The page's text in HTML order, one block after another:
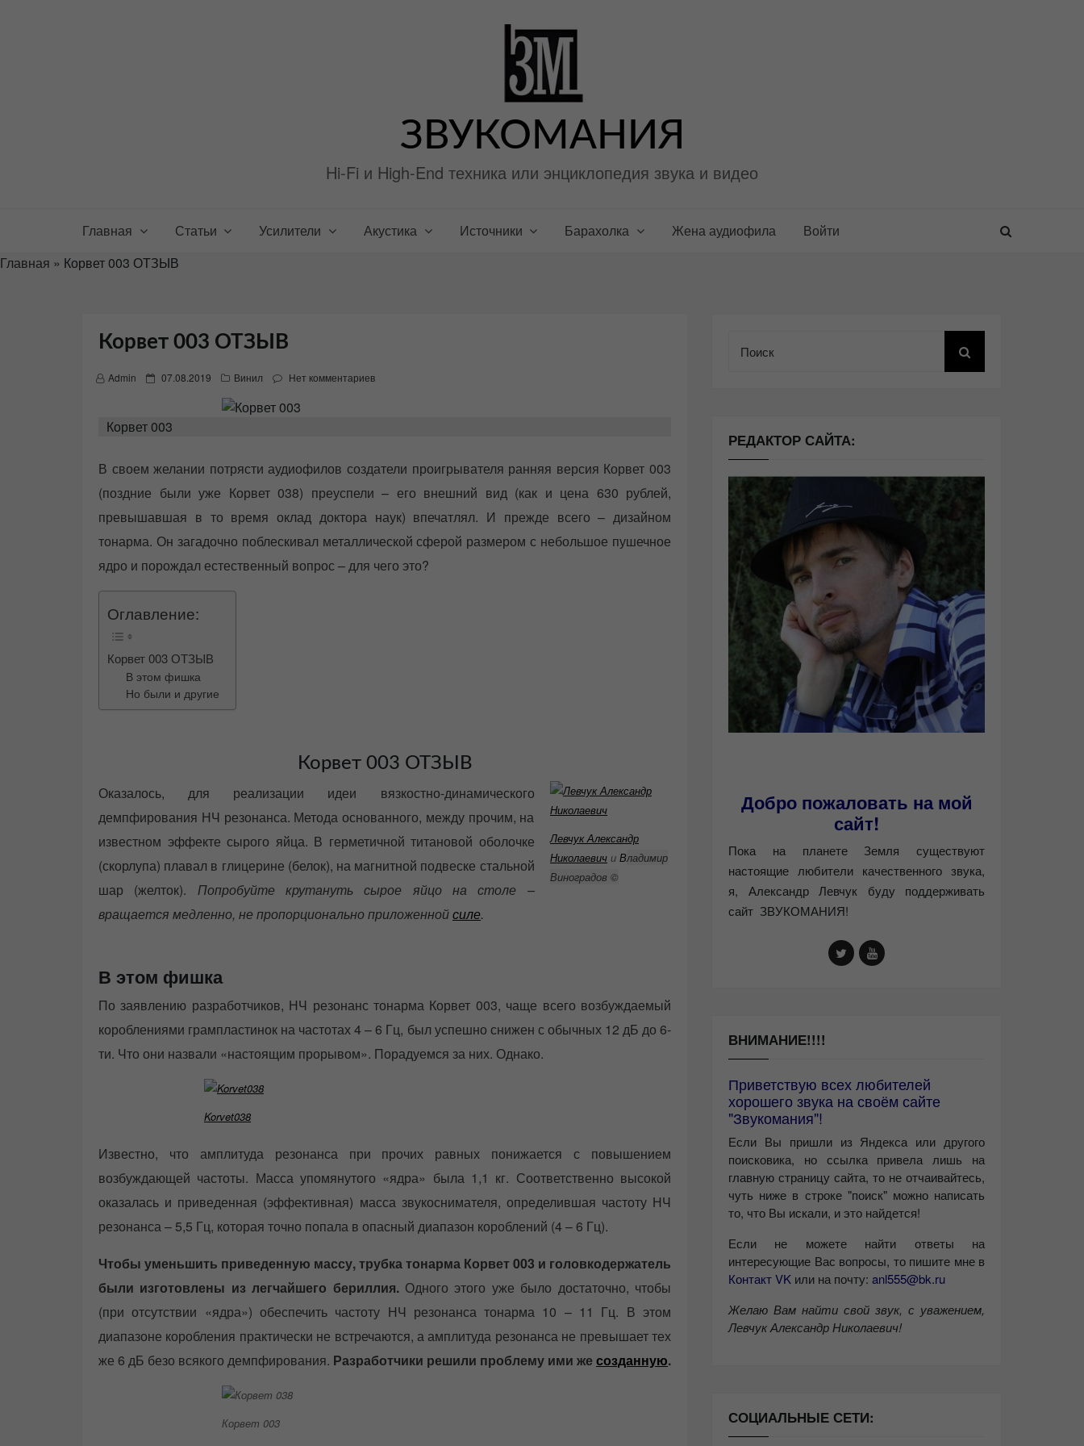
ЗВУКОМАНИЯ
Hi-Fi и High-End техника или энциклопедия звука и видео
Главная Статьи Усилители Акустика Источники Барахолка Жена аудиофила
Войти
Главная » Корвет 003 ОТЗЫВ
Корвет 003 ОТЗЫВ
Admin
P
t
e
o
n
07.08.2019 Винил Нет комментариев
Корвет 003
В своем желании потрясти аудиофилов создатели проигрывателя ранняя версия Корвет 003
(поздние были уже Корвет 038) преуспели – его внешний вид (как и цена 630 рублей,
превышавшая в то время оклад доктора наук) впечатлял. И прежде всего – дизайном
тонарма. Он загадочно поблескивал металлической сферой размером с небольшое пушечное
ядро и порождал естественный вопрос – для чего это?
Оглавление:
Корвет 003 ОТЗЫВ
В этом фишка
Но были и другие
Корвет 003 ОТЗЫВ
Левчук Александр
Николаевич и Владимир
Виноградов ©
Оказалось, для реализации идеи вязкостно-динамического
демпфирования НЧ резонанса. Метода основанного, между прочим, на
известном эффекте сырого яйца. В герметичной титановой оболочке
(скорлупа) плавал в глицерине (белок), на магнитной подвеске стальной
шар (желток). Попробуйте крутануть сырое яйцо на столе –
вращается медленно, не пропорционально приложеннойсиле.
В этом фишка
По заявлению разработчиков, НЧ резонанс тонарма Корвет 003, чаще всего возбуждаемый
короблениями грампластинок на частотах 4 – 6 Гц, был успешно снижен с обычных 12 дБ до 6-
ти. Что они назвали «настоящим прорывом». Порадуемся за них. Однако.
Korvet038
Известно, что амплитуда резонанса при прочих равных понижается с повышением
возбуждающей частоты. Масса упомянутого «ядра» была 1,1 кг. Соответственно высокой
оказалась и приведенная (эффективная) масса звукоснимателя, определившая частоту НЧ
резонанса – 5,5 Гц, которая точно попала в опасный диапазон короблений (4 – 6 Гц).
Чтобы уменьшить приведенную массу, трубка тонарма Корвет 003 и головкодержатель
были изготовлены из легчайшего бериллия.Одного этого уже было достаточно, чтобы
(при отсутствии «ядра») обеспечить частоту НЧ резонанса тонарма 10 – 11 Гц. В этом
диапазоне коробления практически не встречаются, а амплитуда резонанса не превышает тех
же 6 дБ безо всякого демпфирования. Разработчики решили проблему ими же созданную.
Корвет 003
РЕДАКТОР САЙТА:
Добро пожаловать на мой
сайт!
Пока на планете Земля существуют
настоящие любители качественного звука,
я, Александр Левчук буду поддерживать
сайт ЗВУКОМАНИЯ!
ВНИМАНИЕ!!!!
Приветствую всех любителей
хорошего звука на своём сайте
"Звукомания"!
Если Вы пришли из Яндекса или другого
поисковика, но ссылка привела лишь на
главную страницу сайта, то не отчаивайтесь,
чуть ниже в строке "поиск" можно написать
то, что Вы искали, и это найдется!
Если не можете найти ответы на
интересующие Вас вопросы, то пишите мне в
Контакт VK или на почту: anl555@bk.ru
Желаю Вам найти свой звук, с уважением,
Левчук Александр Николаевич!
СОЦИАЛЬНЫЕ СЕТИ: